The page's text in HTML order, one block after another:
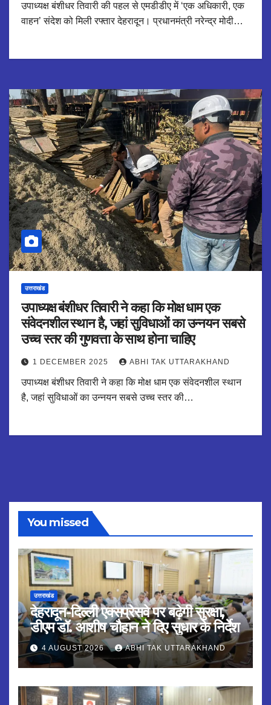
उपाध्यक्ष बंशीधर तिवारी की पहल से एमडीडीए में ‘एक अधिकारी, एक
वाहन’ संदेश को मिली रफ्तार देहरादून। प्रधानमंत्री नरेन्द्र मोदी…
उत्तराखंड
उपाध्यक्ष बंशीधर तिवारी ने कहा कि मोक्ष धाम एक
संवेदनशील स्थान है, जहां सुविधाओं का उन्नयन सबसे
उच्च स्तर की गुणवत्ता के साथ होना चाहिए
1 DECEMBER 2025 ABHI TAK UTTARAKHAND
उपाध्यक्ष बंशीधर तिवारी ने कहा कि मोक्ष धाम एक संवेदनशील स्थान
है, जहां सुविधाओं का उन्नयन सबसे उच्च स्तर की…
You missed
उत्तराखंड
देहरादून-दिल्ली एक्सप्रेसवे पर बढ़ेगी सुरक्षा,
डीएम डॉ. आशीष चौहान ने दिए सुधार के निर्देश
4 AUGUST 2026 ABHI TAK UTTARAKHAND